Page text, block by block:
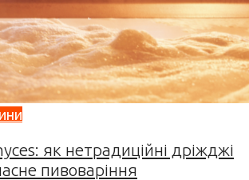
як нетрадиційні дріжджі
пивоваріння